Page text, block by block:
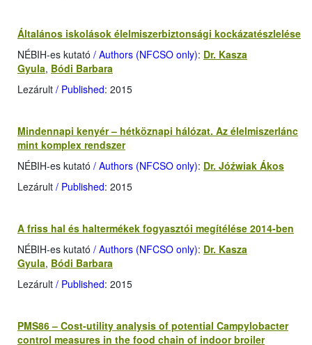
Általános iskolások élelmiszerbiztonsági kockázatészlelése
NÉBIH-es kutató / Authors (NFCSO only): Dr. Kasza
Gyula, Bódi Barbara
Lezárult / Published: 2015
Mindennapi kenyér – hétköznapi hálózat. Az élelmiszerlánc
mint komplex rendszer
NÉBIH-es kutató / Authors (NFCSO only): Dr. Jóźwiak Ákos
Lezárult / Published: 2015
A friss hal és haltermékek fogyasztói megítélése 2014-ben
NÉBIH-es kutató / Authors (NFCSO only): Dr. Kasza
Gyula, Bódi Barbara
Lezárult / Published: 2015
PMS86 – Cost-utility analysis of potential Campylobacter
control measures in the food chain of indoor broiler